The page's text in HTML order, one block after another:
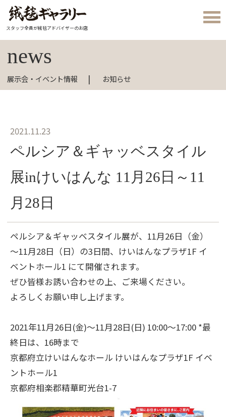
スタッフ全員が絨毯アドバイザーのお店
news
展示会・イベント情報 お知らせ
2021.11.23
ペルシア＆ギャッベスタイル
展inけいはんな 11月26日～11
月28日
ペルシア＆ギャッベスタイル展が、11月26日（金）
～11月28日（日）の3日間、けいはんなプラザ1F イ
ベントホール1 にて開催されます。
ぜひ皆様お誘い合わせの上、ご来場ください。
よろしくお願い申し上げます。
2021年11月26日(金)～11月28日(日) 10:00～17:00 *最
終日は、16時まで
京都府立けいはんなホール けいはんなプラザ1F イベ
ントホール1
京都府相楽郡精華町光台1-7